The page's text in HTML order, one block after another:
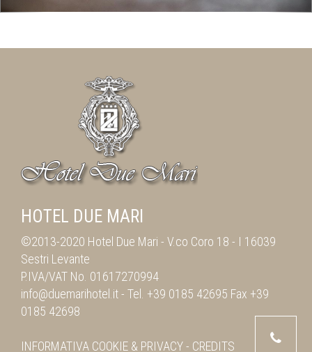
HOTEL DUE MARI
©2013-2020 Hotel Due Mari - V.co Coro 18 - I 16039
Sestri Levante
P.IVA/VAT No. 01617270994
info@duemarihotel.it- Tel. +39 0185 42695 Fax +39
0185 42698
INFORMATIVA COOKIE & PRIVACY- CREDITS